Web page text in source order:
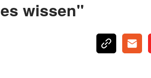
wissen"